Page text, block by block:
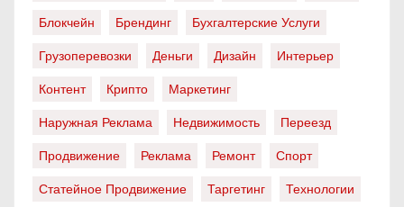
Блокчейн
Брендинг
Бухгалтерские Услуги
Грузоперевозки
Деньги Дизайн
Интерьер
Контент
Крипто
Маркетинг
Наружная Реклама
Недвижимость
Переезд
Продвижение
Реклама Ремонт
Спорт
Статейное Продвижение
Таргетинг Технологии